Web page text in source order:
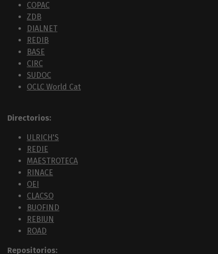
COPAC
ZDB
DIALNET
REDIB
BASE
CIRC
SUDOC
OCLC World Cat
Directorios:
ULRICH'S
REDIE
MAESTROTECA
RINACE
OEI
CLACSO
BUOFIND
REBIUN
ROAD
Repositorios: